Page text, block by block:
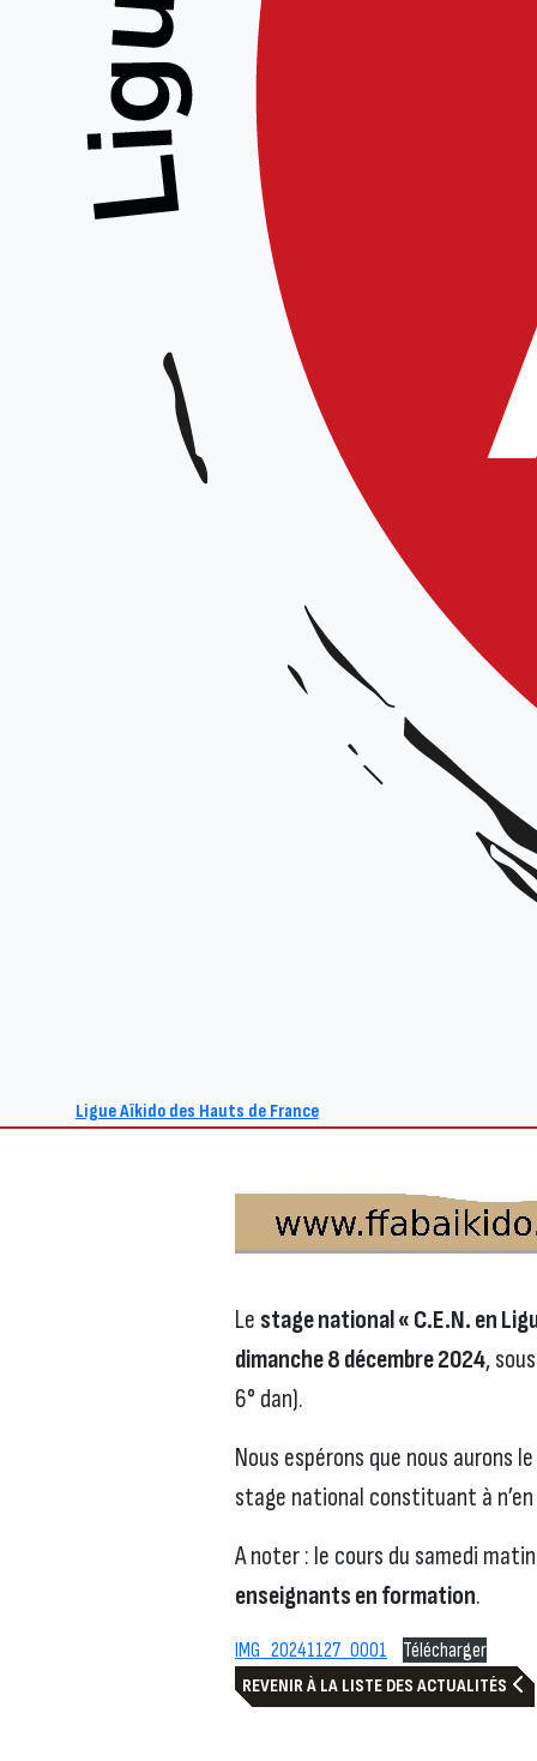
Ligue Aïkido des Hauts de France
Le stage national « C.E.N. en
dimanche 8 décembre 2024,
6° dan).
Nous espérons que nous aurons
stage national constituant à
A noter : le cours du samedi
enseignants en formation.
IMG_20241127_0001 Télécharger
REVENIR À LA LISTE DES ACTUALITÉS